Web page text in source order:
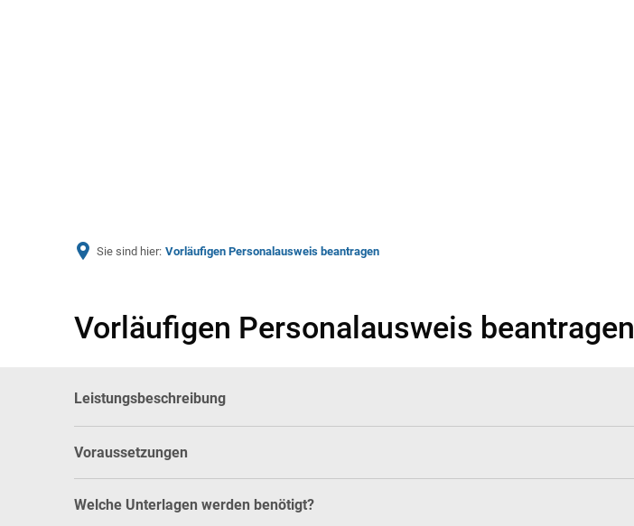
Sie sind hier: Vorläufigen Personalausweis beantragen
Vorläufigen Personalausweis beantragen
Leistungsbeschreibung
Voraussetzungen
Welche Unterlagen werden benötigt?